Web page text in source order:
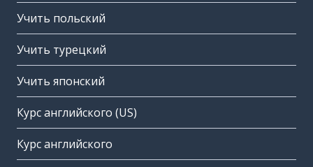
Учить польский
Учить турецкий
Учить японский
Курс английского (US)
Курс английского